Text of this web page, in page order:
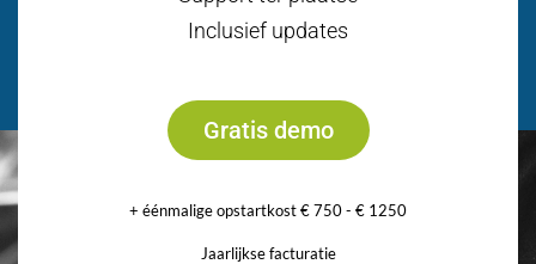
Inclusief updates
Gratis demo
+ éénmalige opstartkost € 750 - € 1250
Jaarlijkse facturatie